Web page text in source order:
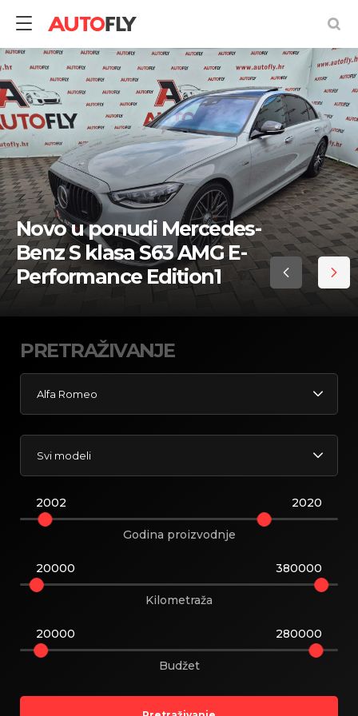
Pretraživanje
rabljenih
vozila
Novo u ponudi Mercedes-
Benz S klasa S63 AMG E-
Performance Edition1
PRETRAŽIVANJE
Alfa Romeo
Svi modeli
2002 2020
Godina proizvodnje
20000 380000
Kilometraža
20000 280000
Budžet